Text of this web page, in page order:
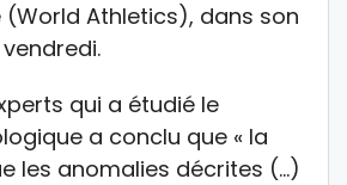
Athletics), dans son
qui a étudié le
a conclu que « la
les anomalies décrites (…)